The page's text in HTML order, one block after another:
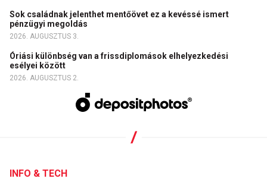
Sok családnak jelenthet mentőövet ez a kevéssé ismert
pénzügyi megoldás
2026. AUGUSZTUS 3.
Óriási különbség van a frissdiplomások elhelyezkedési
esélyei között
2026. AUGUSZTUS 2.
INFO & TECH